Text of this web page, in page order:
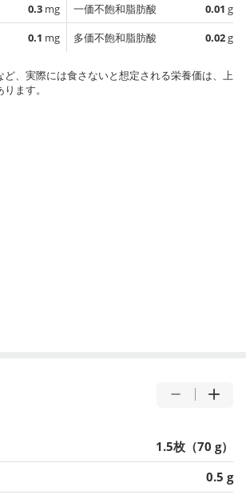
0.3 mg
0.1 mg
一価不飽和脂肪酸
0.01 g
多価不飽和脂肪酸
0.02g
ど、実際には食さないと想定される栄養価は、上
ます。
1.5枚（70 g）
0.5 g